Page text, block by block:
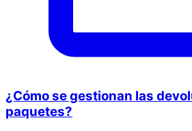
¿Cómo se gestionan las
paquetes?